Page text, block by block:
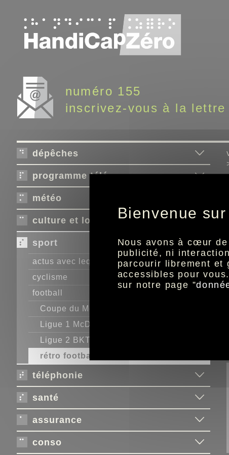
numéro 155
inscrivez-vous à la lettre
dépêches
programme télé
météo
culture et loisirs
sport
actus avec lequipe.fr
cyclisme
football
Coupe du Monde de la
Ligue 1 McDonald's
Ligue 2 BKT
rétro football
téléphonie
santé
assurance
conso
Bienvenue
Nous avons à cœur
publicité, ni
parcourir librement et
accessibles pour
sur notre page ”